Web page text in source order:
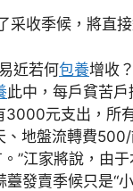
采收季候，將直
近若何包養增收
此中，每戶貧苦
元支出，所
、地盤流轉費
”江家將說，由
發賣季候只是“